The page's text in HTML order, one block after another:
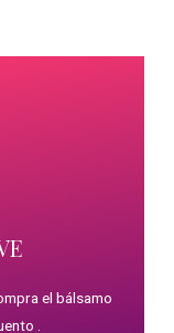
el bálsamo
.